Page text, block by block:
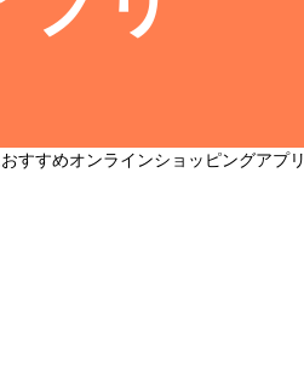
すすめオンラインショッピングアプリ